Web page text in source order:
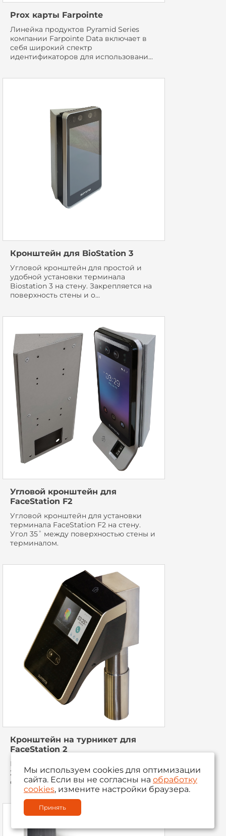
Prox карты Farpointe
Линейка продуктов Pyramid Series
компании Farpointe Data включает в
себя широкий спектр
идентификаторов для использовани...
Кронштейн для BioStation 3
Угловой кронштейн для простой и
удобной установки терминала
Biostation 3 на стену. Закрепляется на
поверхность стены и о...
Угловой кронштейн для
FaceStation F2
Угловой кронштейн для установки
терминала FaceStation F2 на стену.
Угол 35˚ между поверхностью стены и
терминалом.
Кронштейн на турникет для
FaceStation 2
Кронштейн для установки FaceStation
2 на турникет на телескопической
стойке с регулируемой высотой.
Мы используем cookies для оптимизации
сайта. Если вы не согласны наобработку
cookies, измените настройки браузера.
Принять